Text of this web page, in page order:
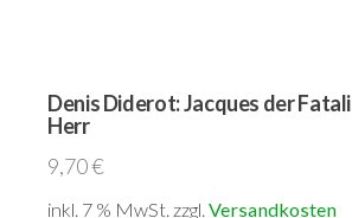
Denis Diderot: Jacques der
Herr
9,70€
inkl. 7 % MwSt. zzgl. Versandkosten